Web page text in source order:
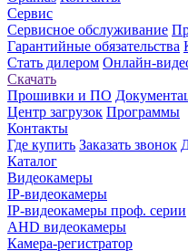
Сервис
Сервисное обслуживание
Гарантийные обязательства
Стать дилером Онлайн-
Скачать
Прошивки и ПО
Центр загрузок Программы
Контакты
Где купить Заказать звонок
Каталог
Видеокамеры
IP-видеокамеры
IP-видеокамеры проф. серии
AHD видеокамеры
Камера-регистратор